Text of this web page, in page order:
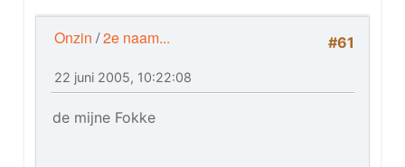
#61
Onzin /2e naam...
22 juni 2005, 10:22:08
de mijne Fokke